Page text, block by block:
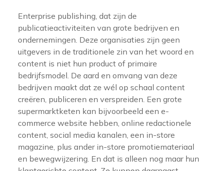
Enterprise publishing, dat zijn de
publicatieactiviteiten van grote bedrijven en
ondernemingen. Deze organisaties zijn geen
uitgevers in de traditionele zin van het woord en
content is niet hun product of primaire
bedrijfsmodel. De aard en omvang van deze
bedrijven maakt dat ze wél op schaal content
creëren, publiceren en verspreiden. Een grote
supermarktketen kan bijvoorbeeld een e-
commerce website hebben, online redactionele
content, social media kanalen, een in-store
magazine, plus ander in-store promotiemateriaal
en bewegwijzering. En dat is alleen nog maar hun